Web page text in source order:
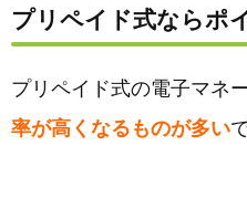
プリペイド式ならポ
プリペイド式の電子マネー
率が高くなるものが多い